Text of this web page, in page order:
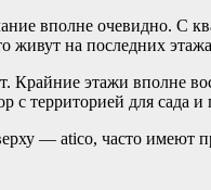
вполне очевидно. С
живут на последних
Крайние этажи вполне
с территорией для сада
— atico, часто имеют